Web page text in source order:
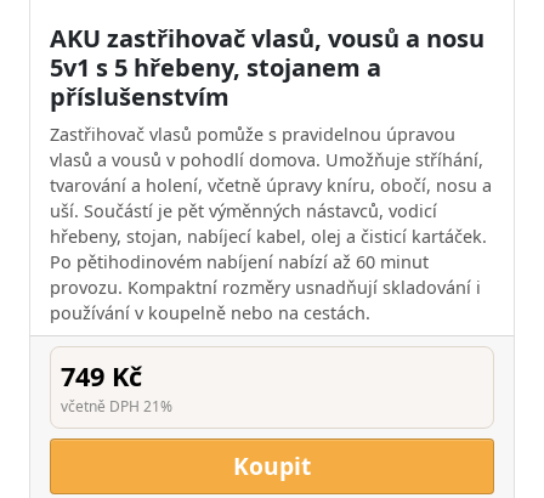
AKU zastřihovač vlasů, vousů a nosu
5v1 s 5 hřebeny, stojanem a
příslušenstvím
Zastřihovač vlasů pomůže s pravidelnou úpravou
vlasů a vousů v pohodlí domova. Umožňuje stříhání,
tvarování a holení, včetně úpravy kníru, obočí, nosu a
uší. Součástí je pět výměnných nástavců, vodicí
hřebeny, stojan, nabíjecí kabel, olej a čisticí kartáček.
Po pětihodinovém nabíjení nabízí až 60 minut
provozu. Kompaktní rozměry usnadňují skladování i
používání v koupelně nebo na cestách.
749 Kč
včetně DPH 21%
Koupit